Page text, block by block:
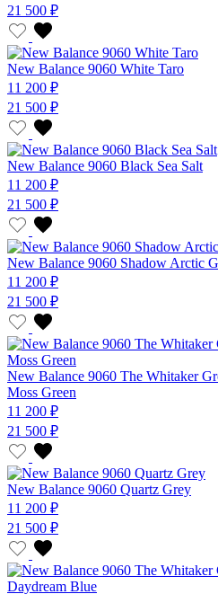
21 500 ₽
New Balance 9060 White Taro
11 200 ₽
21 500 ₽
New Balance 9060 Black Sea Salt
11 200 ₽
21 500 ₽
New Balance 9060 Shadow Arctic
11 200 ₽
21 500 ₽
New Balance 9060 The Whitaker
Moss Green
11 200 ₽
21 500 ₽
New Balance 9060 Quartz Grey
11 200 ₽
21 500 ₽